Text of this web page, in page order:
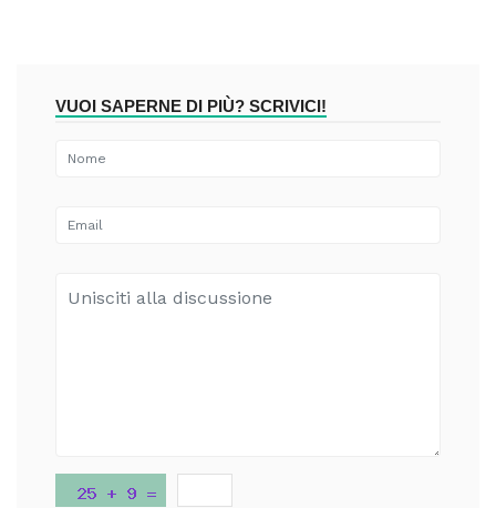
VUOI SAPERNE DI PIÙ? SCRIVICI!